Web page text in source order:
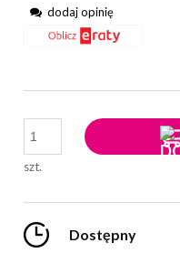
dodaj opinię
szt.
Dostępny